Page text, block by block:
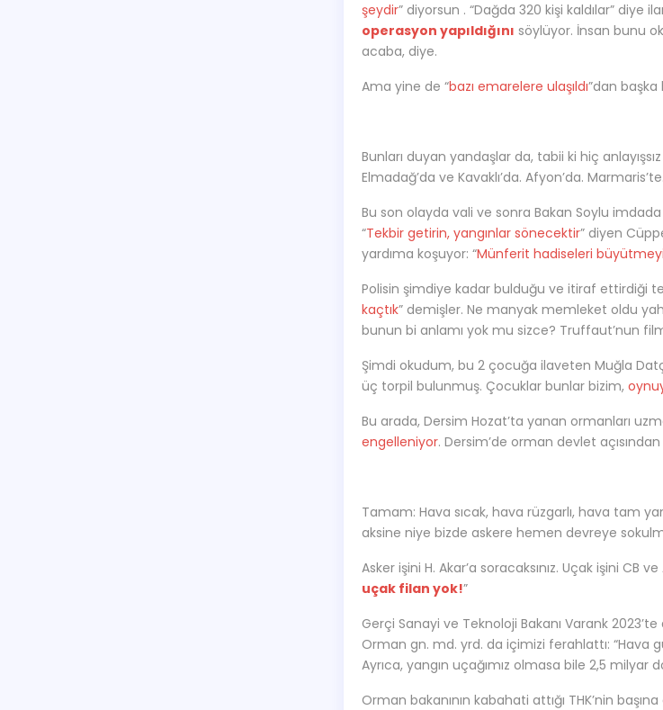
şeydir” diyorsun . “Dağda 320 kişi kaldılar” diye
operasyon yapıldığını söylüyor. İnsan bunu
acaba, diye.
Ama yine de “bazı emarelere ulaşıldı”dan
Bunları duyan yandaşlar da, tabii ki hiç
Elmadağ’da ve Kavaklı’da. Afyon’da.
Bu son olayda vali ve sonra Bakan Soylu imdada
“Tekbir getirin, yangınlar sönecektir” diyen
yardıma koşuyor: “Münferit hadiseleri
Polisin şimdiye kadar bulduğu ve itiraf ettirdiği
kaçtık” demişler. Ne manyak memleket oldu
bunun bi anlamı yok mu sizce? Truffaut’nun
Şimdi okudum, bu 2 çocuğa ilaveten Muğla
üç torpil bulunmuş. Çocuklar bunlar bizim,
Bu arada, Dersim Hozat’ta yanan ormanları
engelleniyor. Dersim’de orman devlet
Tamam: Hava sıcak, hava rüzgarlı, hava tam
aksine niye bizde askere hemen devreye
Asker işini H. Akar’a soracaksınız. Uçak işini CB ve
uçak filan yok!”
Gerçi Sanayi ve Teknoloji Bakanı Varank
Orman gn. md. yrd. da içimizi ferahlattı: “Hava
Ayrıca, yangın uçağımız olmasa bile 2,5 milyar
Orman bakanının kabahati attığı THK’nin